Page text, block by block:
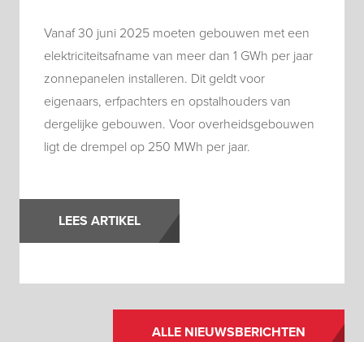
Vanaf 30 juni 2025 moeten gebouwen met een
elektriciteitsafname van meer dan 1 GWh per jaar
zonnepanelen installeren. Dit geldt voor
eigenaars, erfpachters en opstalhouders van
dergelijke gebouwen. Voor overheidsgebouwen
ligt de drempel op 250 MWh per jaar.
LEES ARTIKEL
ALLE NIEUWSBERICHTEN